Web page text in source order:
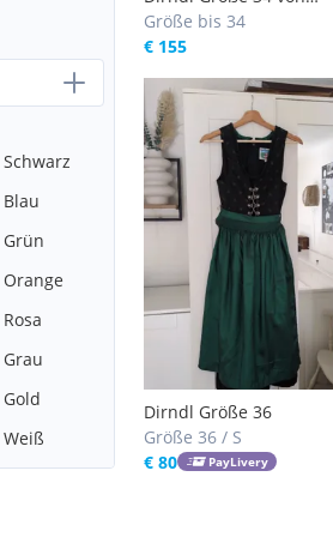
Schwarz
Blau
Grün
Orange
Rosa
Grau
Gold
Weiß
Trachtenmanufaktur
Größe bis 34
€ 155
Dirndl Größe 36
Größe 36 / S
€ 80
PayLivery